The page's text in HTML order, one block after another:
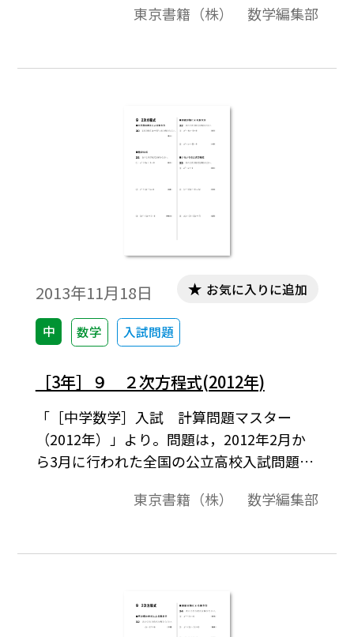
東京書籍（株） 数学編集部
2013年11月18日
中 数学 入試問題
お気に入りに追加
［3年］９ ２次方程式(2012年)
「［中学数学］入試 計算問題マスター
（2012年）」より。問題は，2012年2月か
ら3月に行われた全国の公立高校入試問題か
東京書籍（株） 数学編集部